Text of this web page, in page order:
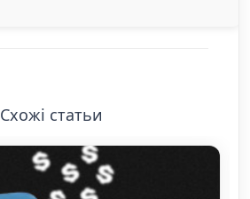
Схожі статьи